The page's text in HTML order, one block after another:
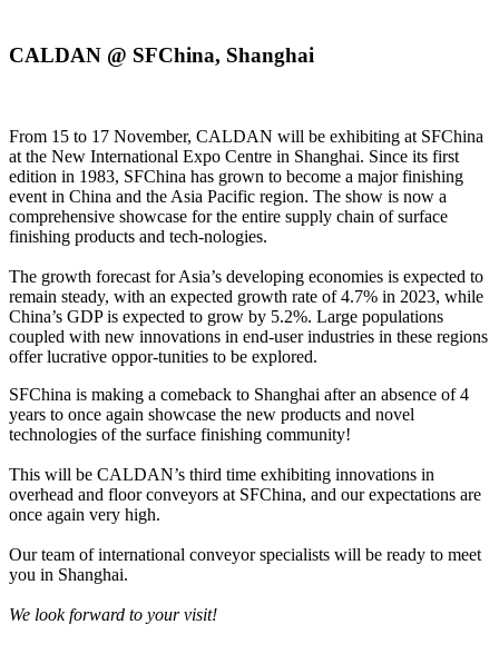
CALDAN @ SFChina, Shanghai
From 15 to 17 November, CALDAN will be exhibiting at SFChina
at the New International Expo Centre in Shanghai. Since its first
edition in 1983, SFChina has grown to become a major finishing
event in China and the Asia Pacific region. The show is now a
comprehensive showcase for the entire supply chain of surface
finishing products and tech-nologies.
The growth forecast for Asia’s developing economies is expected to
remain steady, with an expected growth rate of 4.7% in 2023, while
China’s GDP is expected to grow by 5.2%. Large populations
coupled with new innovations in end-user industries in these regions
offer lucrative oppor-tunities to be explored.
SFChina is making a comeback to Shanghai after an absence of 4
years to once again showcase the new products and novel
technologies of the surface finishing community!
This will be CALDAN’s third time exhibiting innovations in
overhead and floor conveyors at SFChina, and our expectations are
once again very high.
Our team of international conveyor specialists will be ready to meet
you in Shanghai.
We look forward to your visit!